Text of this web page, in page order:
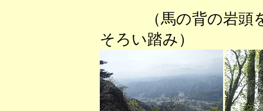
（馬の背の岩頭
そろい踏み） （青